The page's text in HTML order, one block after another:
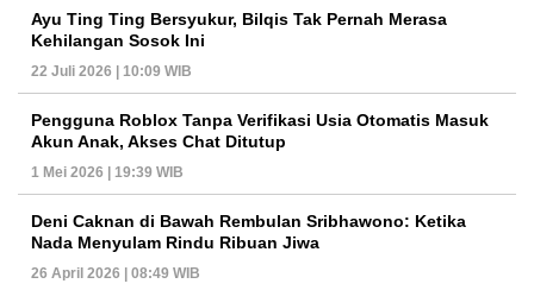
Ayu Ting Ting Bersyukur, Bilqis Tak Pernah Merasa
Kehilangan Sosok Ini
22 Juli 2026 | 10:09 WIB
Pengguna Roblox Tanpa Verifikasi Usia Otomatis Masuk
Akun Anak, Akses Chat Ditutup
1 Mei 2026 | 19:39 WIB
Deni Caknan di Bawah Rembulan Sribhawono: Ketika
Nada Menyulam Rindu Ribuan Jiwa
26 April 2026 | 08:49 WIB